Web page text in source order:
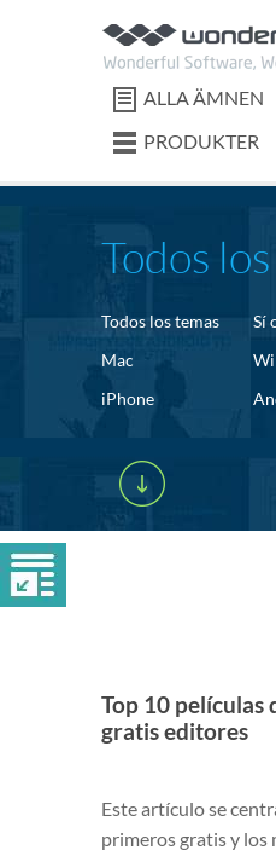
ALLA ÄMNEN
PRODUKTER
Todos
Todos los temas
Sí
Mac
iPhone
Top 10 películas
gratis editores
Este artículo se
primeros gratis y los